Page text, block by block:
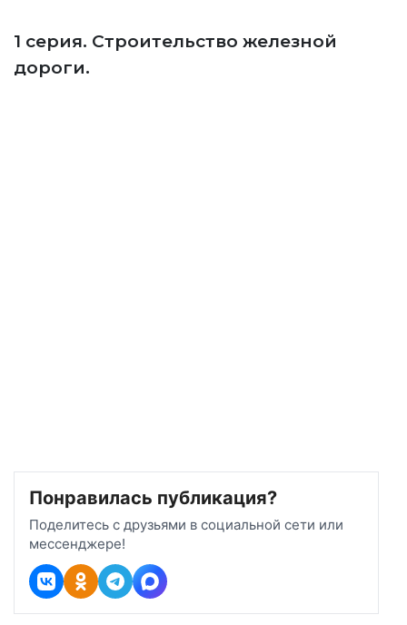
1 серия. Строительство железной
дороги.
Понравилась публикация?
Поделитесь с друзьями в социальной сети или
мессенджере!